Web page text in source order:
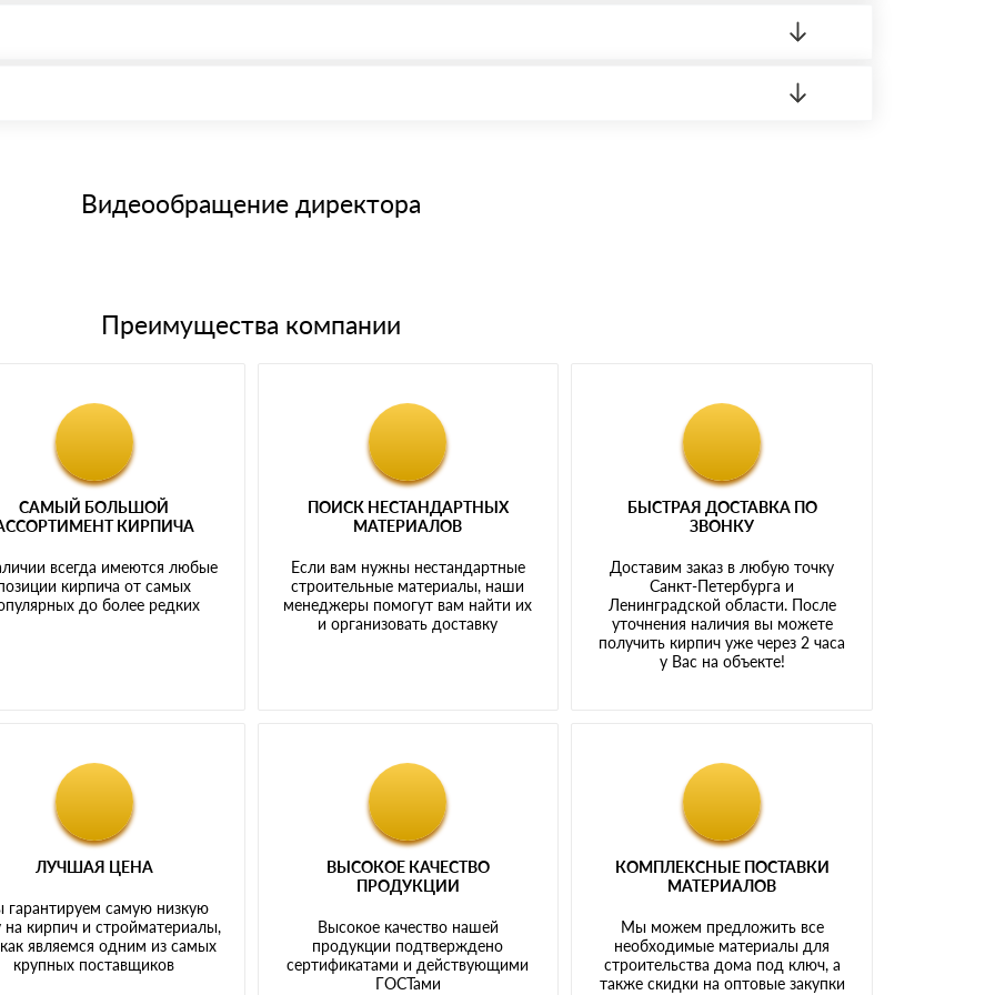
через системы электронных платежей.
банковским картам
материала после проверки качества и количества заказанного материала.
Видеообращение директора
Преимущества компании
САМЫЙ БОЛЬШОЙ
КИРПИЧА
всегда имеются любые
кирпича от самых
до более редких
ПОИСК НЕСТАНДАРТНЫХ
МАТЕРИАЛОВ
Если вам нужны нестандартные
строительные материалы, наши
менеджеры помогут вам найти их
и организовать доставку
БЫСТРАЯ ДОСТАВКА ПО
ЗВОНКУ
Доставим заказ в любую точку
Санкт-Петербурга и
Ленинградской области. После
уточнения наличия вы можете
получить кирпич уже через 2 часа
у Вас на объекте!
ЛУЧШАЯ ЦЕНА
самую низкую
на кирпич и стройматериалы,
являемся одним из самых
крупных поставщиков
ВЫСОКОЕ КАЧЕСТВО
ПРОДУКЦИИ
Высокое качество нашей
продукции подтверждено
сертификатами и действующими
ГОСТами
КОМПЛЕКСНЫЕ ПОСТАВКИ
МАТЕРИАЛОВ
Мы можем предложить все
необходимые материалы для
строительства дома под ключ, а
также скидки на оптовые закупки